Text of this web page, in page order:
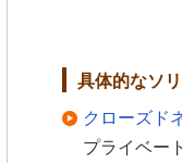
具体的なソ
クローズド
プライベー